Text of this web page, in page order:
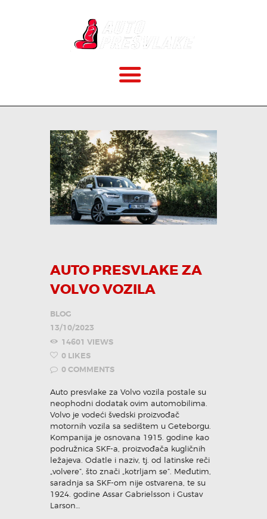
CENOVNIK
VELIČINE
KAKO MONTIRATI?
GALERIJA
KONTAKT
Pozovi odmah
AUTO PRESVLAKE ZA
VOLVO VOZILA
BLOG
13/10/2023
14601 VIEWS
0 LIKES
0COMMENTS
Auto presvlake za Volvo vozila postale su
neophodni dodatak ovim automobilima.
Volvo je vodeći švedski proizvođač
motornih vozila sa sedištem u Geteborgu.
Kompanija je osnovana 1915. godine kao
podružnica SKF-a, proizvođača kugličnih
ležajeva. Odatle i naziv, tj. od latinske reči
„volvere“, što znači „kotrljam se“. Međutim,
saradnja sa SKF-om nije ostvarena, te su
1924. godine Assar Gabrielsson i Gustav
Larson…